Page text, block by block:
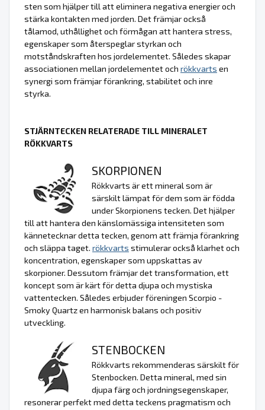
sten som hjälper till att eliminera negativa energier och
stärka kontakten med jorden. Det främjar också
tålamod, uthållighet och förmågan att hantera stress,
egenskaper som återspeglar styrkan och
motståndskraften hos jordelementet. Således skapar
associationen mellan jordelementet och rökkvarts en
synergi som främjar förankring, stabilitet och inre
styrka.
STJÄRNTECKEN RELATERADE TILL MINERALET
RÖKKVARTS
SKORPIONEN
Rökkvarts är ett mineral som är
särskilt lämpat för dem som är födda
under Skorpionens tecken. Det hjälper
till att hantera den känslomässiga intensiteten som
kännetecknar detta tecken, genom att främja förankring
och släppa taget. rökkvarts stimulerar också klarhet och
koncentration, egenskaper som uppskattas av
skorpioner. Dessutom främjar det transformation, ett
koncept som är kärt för detta djupa och mystiska
vattentecken. Således erbjuder föreningen Scorpio -
Smoky Quartz en harmonisk balans och positiv
utveckling.
STENBOCKEN
Rökkvarts rekommenderas särskilt för
Stenbocken. Detta mineral, med sin
djupa färg och jordningsegenskaper,
resonerar perfekt med detta teckens pragmatism och